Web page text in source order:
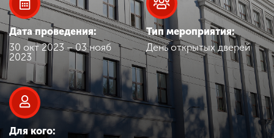
Обучение
Наука
Международная
деятельность
Дата проведения:
30 окт 2023 – 03 нояб
2023
Тип мероприятия:
День открытых дверей
Для кого: